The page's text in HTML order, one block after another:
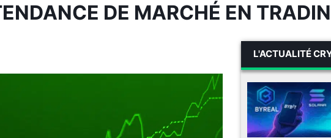
DE MARCHÉ EN
L'ACTUALITÉ